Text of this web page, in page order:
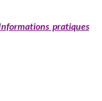
pratiques